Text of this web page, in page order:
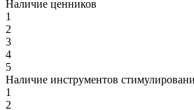
Наличие ценников
1
2
3
4
5
Наличие инструментов
1
2